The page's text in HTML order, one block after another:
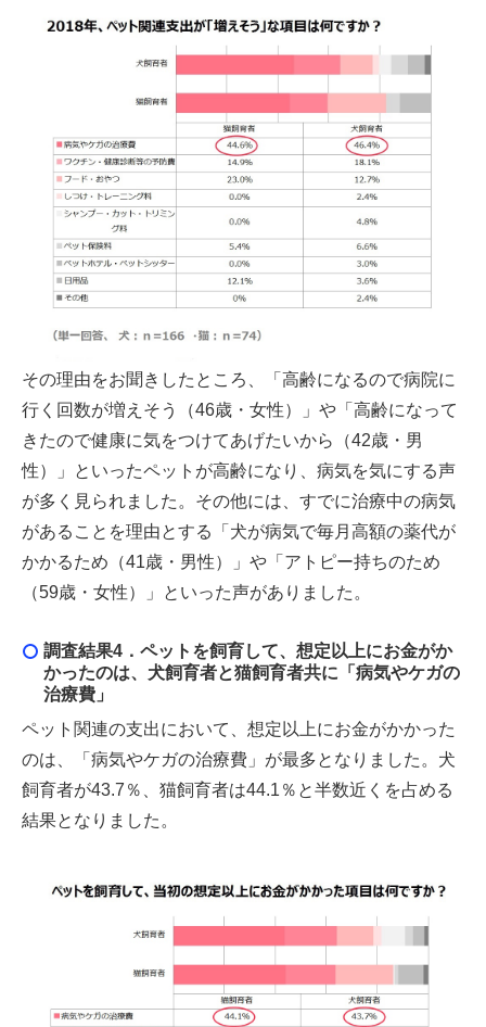
その理由をお聞きしたところ、「高齢になるので病院に
行く回数が増えそう（46歳・女性）」や「高齢になって
きたので健康に気をつけてあげたいから（42歳・男
性）」といったペットが高齢になり、病気を気にする声
が多く見られました。その他には、すでに治療中の病気
があることを理由とする「犬が病気で毎月高額の薬代が
かかるため（41歳・男性）」や「アトピー持ちのため
（59歳・女性）」といった声がありました。
調査結果4． ペットを飼育して、想定以上にお金がか
かったのは、犬飼育者と猫飼育者共に「病気やケガの
治療費」
ペット関連の支出において、想定以上にお金がかかった
のは、「病気やケガの治療費」が最多となりました。犬
飼育者が43.7％、猫飼育者は44.1％と半数近くを占める
結果となりました。